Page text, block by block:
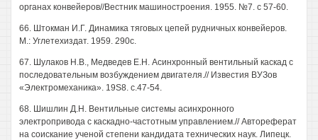
органах конвейеров//Вестник машиностроения. 1955. №7. с 57-60.
66. Штокман И.Г. Динамика тяговых цепей рудничных конвейеров.
М.: Углетехиздат. 1959. 290с.
67. Шулаков Н.В., Медведев E.H. Асинхронный вентильный каскад с
последовательным возбуждением двигателя.// Известия ВУЗов
«Электромеханика». 19S8. с.47-54.
68. Шишлин Д.Н. Вентильные системы асинхронного
электропривода с каскадно-частотным управлением.// Автореферат
на соискание ученой степени кандидата технических наук. Липецк.